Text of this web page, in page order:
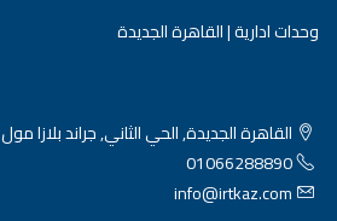
وحدات ادارية | القاهرة الجديدة
القاهرة الجديدة, الحي الثاني, جراند بلازا مول
01066288890
info@irtkaz.com